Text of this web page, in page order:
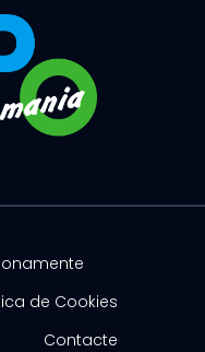
de Cookies
Contacte